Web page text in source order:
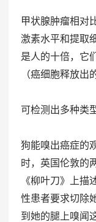
甲状腺肿瘤相对
激素水平和提取
是人的十倍，它
（癌细胞释放出
可检测出多种类
狗能嗅出癌症的
时，英国伦敦的
《柳叶刀》上描
性患者要求切除
到她的腿上嗅闻